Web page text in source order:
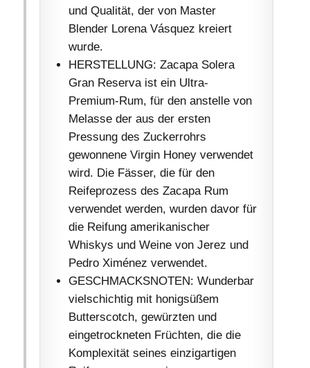
und Qualität, der von Master
Blender Lorena Vásquez kreiert
wurde.
HERSTELLUNG: Zacapa Solera
Gran Reserva ist ein Ultra-
Premium-Rum, für den anstelle von
Melasse der aus der ersten
Pressung des Zuckerrohrs
gewonnene Virgin Honey verwendet
wird. Die Fässer, die für den
Reifeprozess des Zacapa Rum
verwendet werden, wurden davor für
die Reifung amerikanischer
Whiskys und Weine von Jerez und
Pedro Ximénez verwendet.
GESCHMACKSNOTEN: Wunderbar
vielschichtig mit honigsüßem
Butterscotch, gewürzten und
eingetrockneten Früchten, die die
Komplexität seines einzigartigen